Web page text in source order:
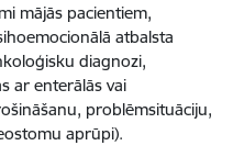
mājās pacientiem,
atbalsta
diagnozi,
ar enterālās vai
problēmsituāciju,
aprūpi).